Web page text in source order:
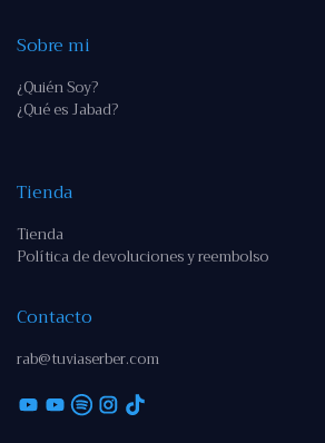
Sobre mi
¿Quién Soy?
¿Qué es Jabad?
Tienda
Tienda
Política de devoluciones y reembolso
Contacto
rab@tuviaserber.com